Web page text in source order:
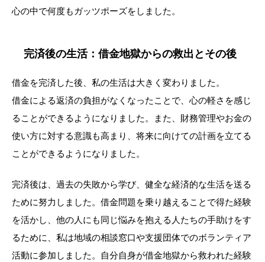
心の中で何度もガッツポーズをしました。
完済後の生活：借金地獄からの救出とその後
借金を完済した後、私の生活は大きく変わりました。
借金による返済の負担がなくなったことで、心の軽さを感じ
ることができるようになりました。また、財務管理やお金の
使い方に対する意識も高まり、将来に向けての計画を立てる
ことができるようになりました。
完済後は、過去の失敗から学び、健全な経済的な生活を送る
ために努力しました。借金問題を乗り越えることで得た経験
を活かし、他の人にも同じ悩みを抱える人たちの手助けをす
るために、私は地域の相談窓口や支援団体でのボランティア
活動に参加しました。自分自身が借金地獄から救われた経験